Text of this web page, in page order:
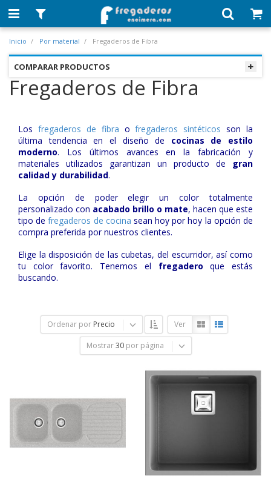
Inicio Por material Fregaderos de Fibra
COMPARAR PRODUCTOS
Fregaderos de Fibra
Los fregaderos de fibra ofregaderos sintéticos son la
última tendencia en el diseño de cocinas de estilo
moderno. Los últimos avances en la fabricación y
materiales utilizados garantizan un producto de gran
calidad y durabilidad.
La opción de poder elegir un color totalmente
personalizado con acabado brillo o mate, hacen que este
tipo defregaderos de cocina sean hoy por hoy la opción de
compra preferida por nuestros clientes.
Elige la disposición de las cubetas, del escurridor, así como
tu color favorito. Tenemos el fregadero que estás
buscando.
Ordenar por Precio Ver
Mostrar 30 por página